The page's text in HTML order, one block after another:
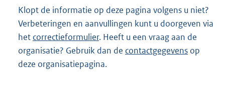
:
Klopt de informatie op deze pagina volgens u niet?
Verbeteringen en aanvullingen kunt u doorgeven via
het correctieformulier. Heeft u een vraag aan de
organisatie? Gebruik dan de contactgegevens op
deze organisatiepagina.